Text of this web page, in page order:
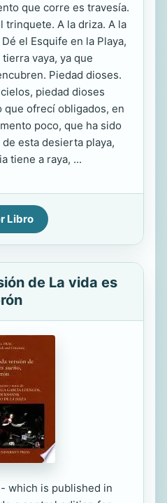
que corre es travesía.
trinquete. A la driza. A la
el Esquife en la Playa,
vaya, ya que
Piedad dioses.
piedad dioses
que ofrecí obligados, en
poco, que ha sido
esta desierta playa,
tiene a raya, ...
Libro
de La vida es
which is published in